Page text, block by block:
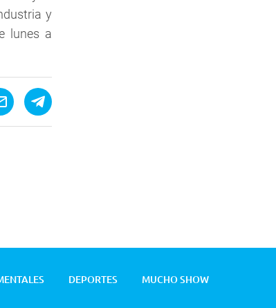
y
lunes a
DEPORTES
MUCHO SHOW